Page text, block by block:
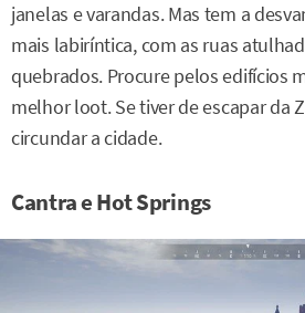
janelas e varandas. Mas tem a
mais labiríntica, com as ruas
quebrados. Procure pelos edifícios
melhor loot. Se tiver de escapar da
circundar a cidade.
Cantra e Hot Springs